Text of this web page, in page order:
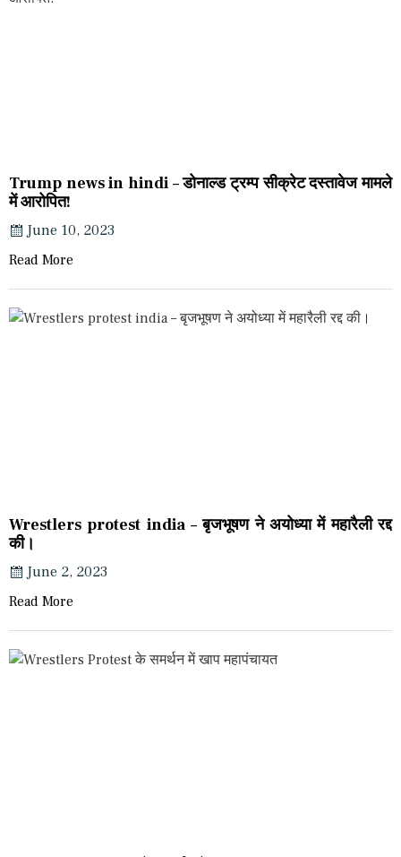
Trump news in hindi – डोनाल्ड ट्रम्प सीक्रेट दस्तावेज मामले
में आरोपित!
June 10, 2023
Read More
Wrestlers protest india – बृजभूषण ने अयोध्या में महारैली रद्द
की।
June 2, 2023
Read More